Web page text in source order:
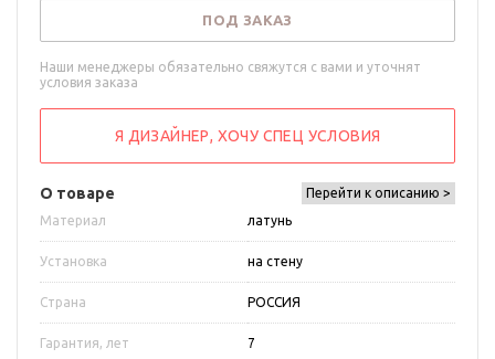
О товаре
Перейти к описанию >
Материал
латунь
Установка на стену
Страна РОССИЯ
Гарантия, лет 7
ПОД ЗАКАЗ
Наши менеджеры обязательно свяжутся с вами и уточнят
условия заказа
Я ДИЗАЙНЕР, ХОЧУ СПЕЦ УСЛОВИЯ